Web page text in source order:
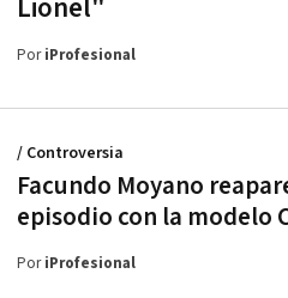
Lionel"
PoriProfesional
Facundo Moyano
episodio con la modelo
/ Controversia
PoriProfesional